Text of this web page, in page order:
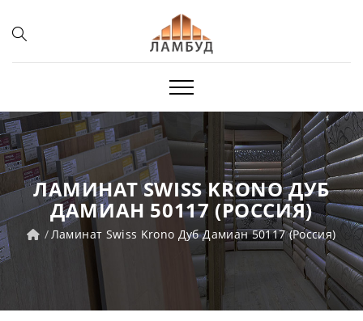
ЛАМИНАТ SWISS KRONO ДУБ
ДАМИАН 50117 (РОССИЯ)
Ламинат Swiss Krono Дуб Дамиан 50117 (Россия)